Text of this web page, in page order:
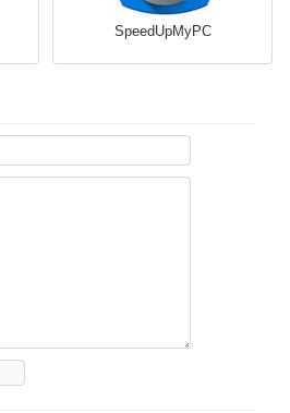
SpeedUpMyPC